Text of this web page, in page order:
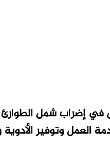
في إضراب شمل
العمل وتوفير الأدوية